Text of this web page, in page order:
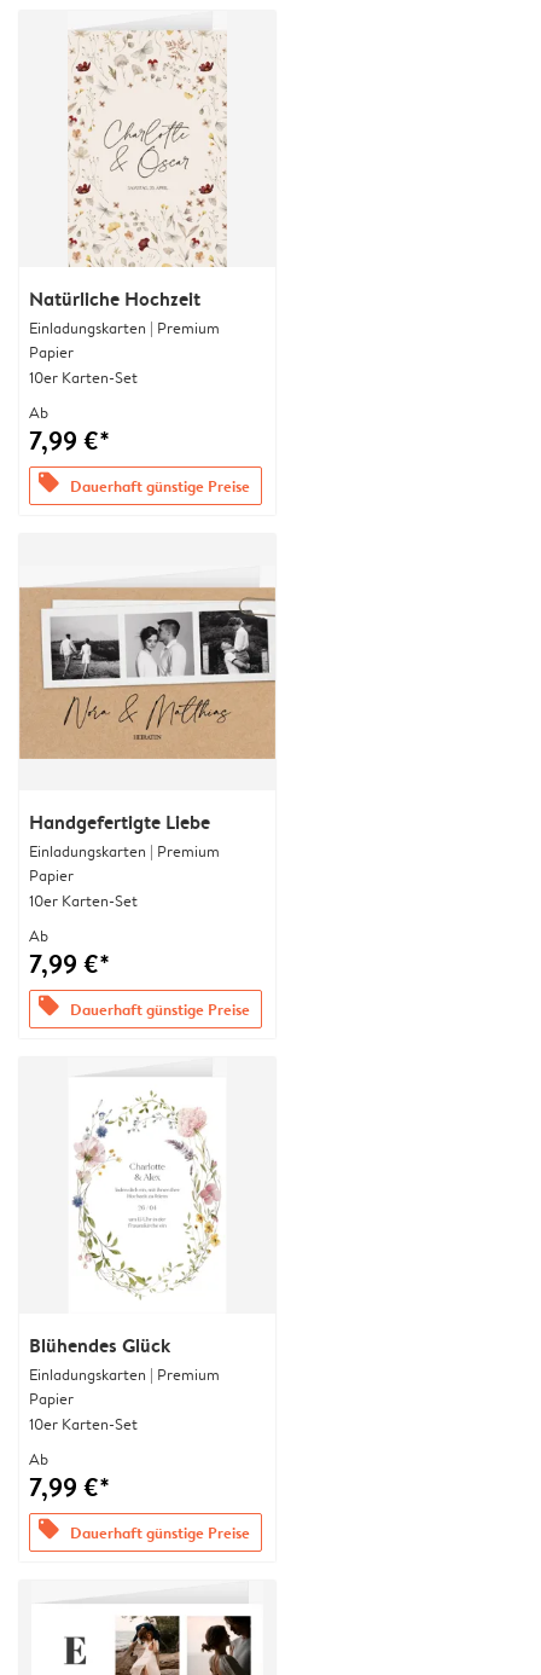
Natürliche Hochzeit
Einladungskarten | Premium
Papier
10er Karten-Set
Ab
7,99 €*
offers Dauerhaft günstige Preise
Handgefertigte Liebe
Einladungskarten | Premium
Papier
10er Karten-Set
Ab
7,99 €*
offers Dauerhaft günstige Preise
Blühendes Glück
Einladungskarten | Premium
Papier
10er Karten-Set
Ab
7,99 €*
offers Dauerhaft günstige Preise